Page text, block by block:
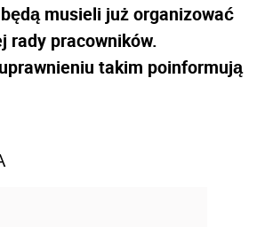
musieli już organizować
rady pracowników.
takim poinformują